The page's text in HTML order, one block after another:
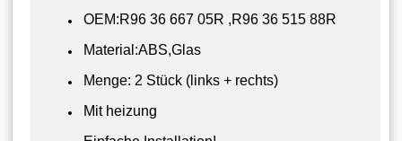
OEM:R96 36 667 05R ,R96 36 515 88R
Material:ABS,Glas
Menge: 2 Stück (links + rechts)
Mit heizung